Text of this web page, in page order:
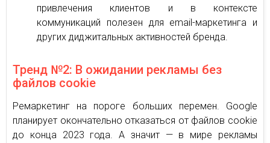
привлечения клиентов и в контексте
коммуникаций полезен для email-маркетинга и
других диджитальных активностей бренда.
Тренд №2: В ожидании рекламы без
файлов cookie
Ремаркетинг на пороге больших перемен. Google
планирует окончательно отказаться от файлов cookie
до конца 2023 года. А значит — в мире рекламы